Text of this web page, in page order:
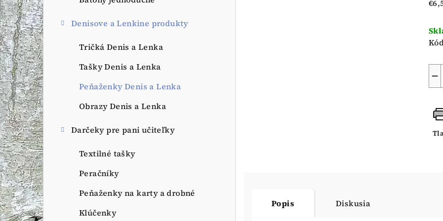
n
e
l
Denisove a Lenkine produkty
Tričká Denis a Lenka
Tašky Denis a Lenka
Peňaženky Denis a Lenka
Obrazy Denis a Lenka
Darčeky pre pani učiteľky
Textilné tašky
Peračníky
Peňaženky na karty a drobné
Klúčenky
−
Popis Diskusia